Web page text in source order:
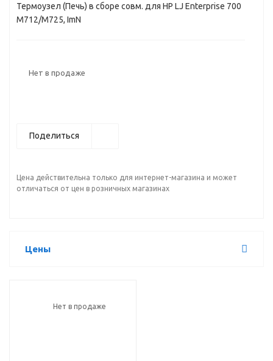
Термоузел (Печь) в сборе совм. для HP LJ Enterprise 700
M712/M725, ImN
Нет в продаже
Поделиться
Цена действительна только для интернет-магазина и может
отличаться от цен в розничных магазинах
Цены
Нет в продаже